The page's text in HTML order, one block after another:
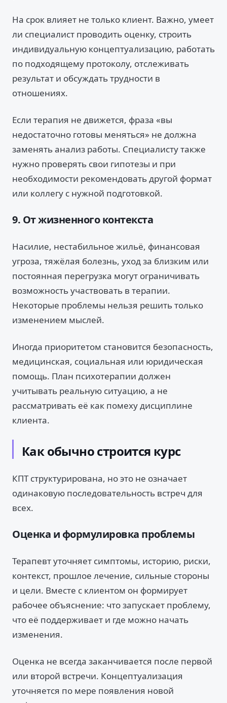
На срок влияет не только клиент. Важно, умеет
ли специалист проводить оценку, строить
индивидуальную концептуализацию, работать
по подходящему протоколу, отслеживать
результат и обсуждать трудности в
отношениях.
Если терапия не движется, фраза «вы
недостаточно готовы меняться» не должна
заменять анализ работы. Специалисту также
нужно проверять свои гипотезы и при
необходимости рекомендовать другой формат
или коллегу с нужной подготовкой.
9. От жизненного контекста
Насилие, нестабильное жильё, финансовая
угроза, тяжёлая болезнь, уход за близким или
постоянная перегрузка могут ограничивать
возможность участвовать в терапии.
Некоторые проблемы нельзя решить только
изменением мыслей.
Иногда приоритетом становится безопасность,
медицинская, социальная или юридическая
помощь. План психотерапии должен
учитывать реальную ситуацию, а не
рассматривать её как помеху дисциплине
клиента.
Как обычно строится курс
КПТ структурирована, но это не означает
одинаковую последовательность встреч для
всех.
Оценка и формулировка проблемы
Терапевт уточняет симптомы, историю, риски,
контекст, прошлое лечение, сильные стороны
и цели. Вместе с клиентом он формирует
рабочее объяснение: что запускает проблему,
что её поддерживает и где можно начать
изменения.
Оценка не всегда заканчивается после первой
или второй встречи. Концептуализация
уточняется по мере появления новой